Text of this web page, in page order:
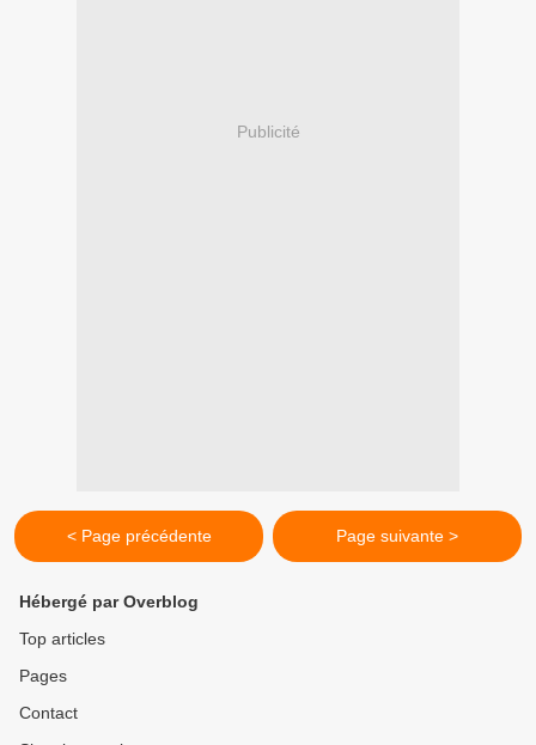
Publicité
< Page précédente Page suivante >
Hébergé par Overblog
Top articles
Pages
Contact